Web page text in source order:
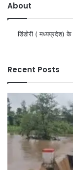
About
डिंडोरी ( मध्यप्रदेश)
Recent Posts